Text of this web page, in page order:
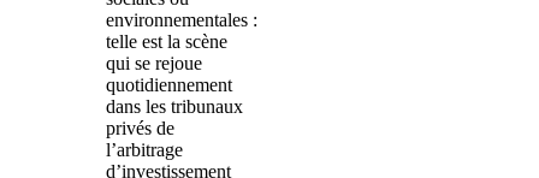
environnementales :
telle est la scène
qui se rejoue
quotidiennement
dans les tribunaux
privés de
l’arbitrage
d’investissement